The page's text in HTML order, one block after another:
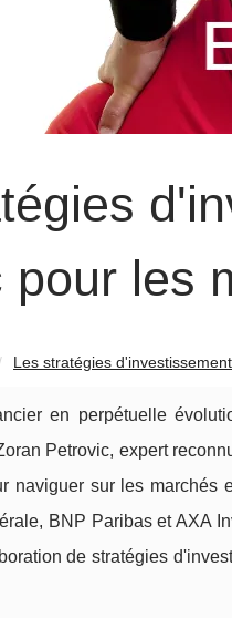
pour les
Les stratégies d'investissement
en perpétuelle
Petrovic, expert
naviguer sur les marchés
BNP Paribas et AXA
de stratégies